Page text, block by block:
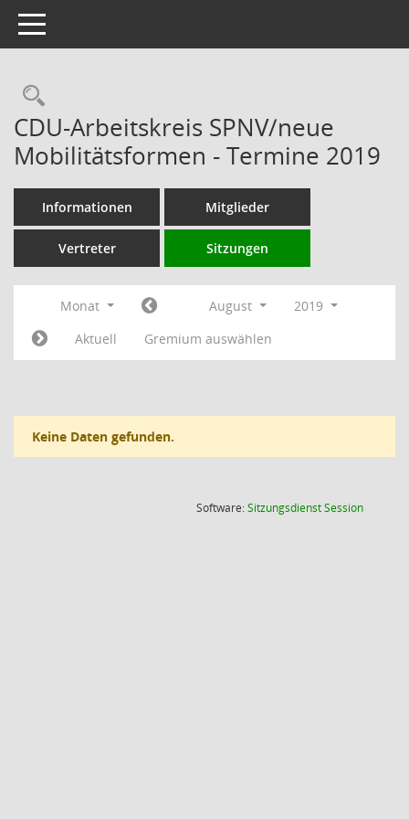
Toggle navigation
Rechercheauswahl
CDU-Arbeitskreis SPNV/neue
Mobilitätsformen - Termine 2019
Informationen Mitglieder
Vertreter Sitzungen
Monat August
2019
Aktuell
Gremium auswählen
Keine Daten gefunden.
Software:SitzungsdienstSession(Wird in